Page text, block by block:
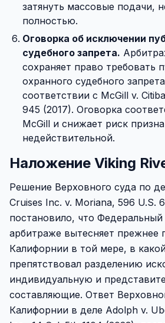
затянуть массовые подачи,
полностью.
Оговорка об исключении
судебного запрета.
сохраняет право требовать
охранного судебного
соответствии с McGill v.
945 (2017). Оговорка
McGill и снижает риск
недействительной.
Наложение Viking
Решение Верховного суда по
Cruises Inc. v. Moriana, 596 U.S.
постановило, что Федеральный
арбитраже вытесняет прежнее
Калифорнии в той мере, в
препятствовал разделению
индивидуальную и
составляющие. Ответ
Калифорнии в деле Adolph v.